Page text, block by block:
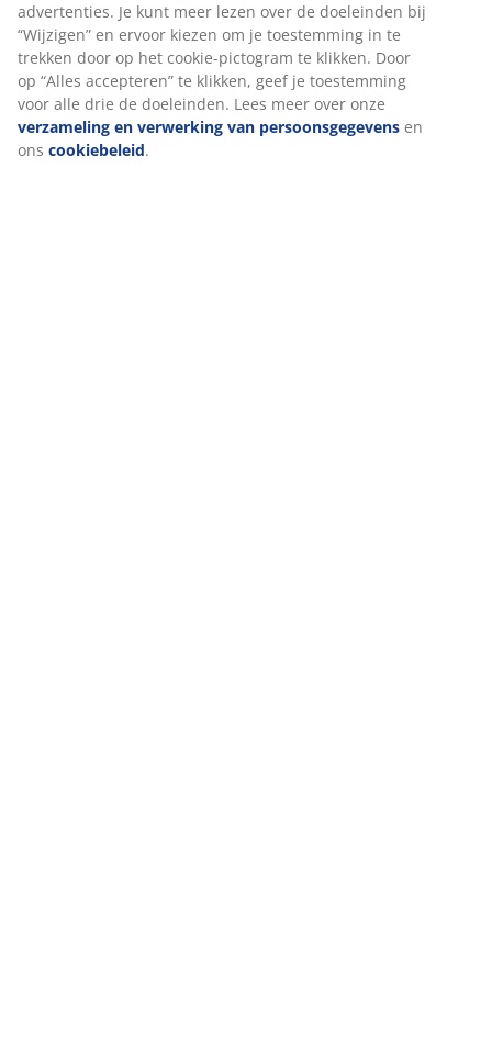
advertenties. Je kunt meer lezen over de doeleinden bij
“Wijzigen” en ervoor kiezen om je toestemming in te
trekken door op het cookie-pictogram te klikken. Door
op “Alles accepteren” te klikken, geef je toestemming
voor alle drie de doeleinden. Lees meer over onze
verzameling en verwerking van persoonsgegevens en
ons cookiebeleid.